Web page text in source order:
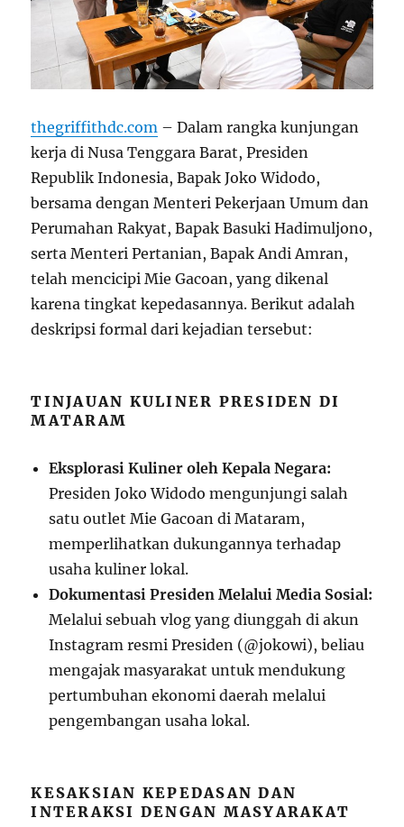
thegriffithdc.com – Dalam rangka kunjungan
kerja di Nusa Tenggara Barat, Presiden
Republik Indonesia, Bapak Joko Widodo,
bersama dengan Menteri Pekerjaan Umum dan
Perumahan Rakyat, Bapak Basuki Hadimuljono,
serta Menteri Pertanian, Bapak Andi Amran,
telah mencicipi Mie Gacoan, yang dikenal
karena tingkat kepedasannya. Berikut adalah
deskripsi formal dari kejadian tersebut:
TINJAUAN KULINER PRESIDEN DI
MATARAM
Eksplorasi Kuliner oleh Kepala Negara:
Presiden Joko Widodo mengunjungi salah
satu outlet Mie Gacoan di Mataram,
memperlihatkan dukungannya terhadap
usaha kuliner lokal.
Dokumentasi Presiden Melalui Media Sosial:
Melalui sebuah vlog yang diunggah di akun
Instagram resmi Presiden (@jokowi), beliau
mengajak masyarakat untuk mendukung
pertumbuhan ekonomi daerah melalui
pengembangan usaha lokal.
KESAKSIAN KEPEDASAN DAN
INTERAKSI DENGAN MASYARAKAT